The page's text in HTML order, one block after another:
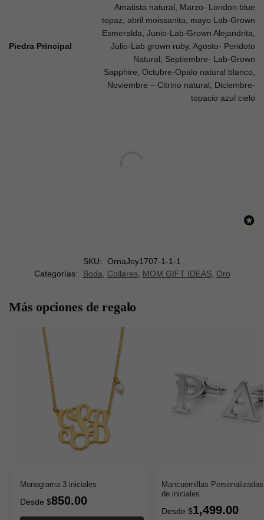
Piedra Principal
Amatista natural, Marzo- London blue
topaz, abril moissanita, mayo Lab-Grown
Esmeralda, Junio-Lab-Grown Alejandrita,
Julio-Lab grown ruby, Agosto- Peridoto
Natural, Septiembre- Lab-Grown
Sapphire, Octubre-Opalo natural blanco,
Noviembre – Citrino natural, Diciembre-
topacio azul cielo
SKU:
OrnaJoy1707-1-1-1
Categorías:
Boda, Collares, MOM GIFT IDEAS, Oro
Más opciones de regalo
Monograma 3 iniciales
Desde $850.00
Mancuernillas
de iniciales
Desde $1,499.00